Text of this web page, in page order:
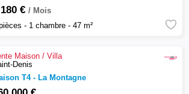
€ / Mois
- 1 chambre - 47 m²
Maison / Villa
Denis
T4 - La Montagne